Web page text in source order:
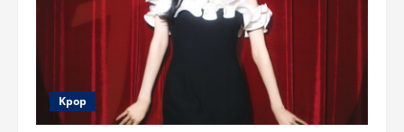
แบ็ก
พร้อม
อัลบั้ม
ใหม่
‘Velvet
Summer’
ถ่ายทอด
กลิ่น
Kpop